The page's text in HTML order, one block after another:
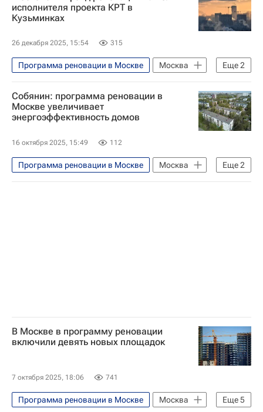
Реновация Строительство
исполнителя проекта КРТ в
Кузьминках
26 декабря 2025, 15:54 315
Еще2
Программа реновации в Москве
Москва
Жилье
Фонд реновации жилья в Москве
Собянин: программа реновации в
Москве увеличивает
энергоэффективность домов
16 октября 2025, 15:49 112
Еще2
Программа реновации в Москве
Москва
Сергей Собянин
Жилье
В Москве в программу реновации
включили девять новых площадок
7 октября 2025, 18:06 741
Еще5
Программа реновации в Москве
Москва